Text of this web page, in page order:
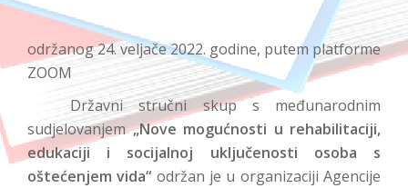
održanog 24. veljače 2022. godine, putem platforme
ZOOM
Državni stručni skup s međunarodnim
sudjelovanjem„Nove mogućnosti u rehabilitaciji,
edukaciji i socijalnoj uključenosti osoba s
oštećenjem vida“ održan je u organizaciji Agencije